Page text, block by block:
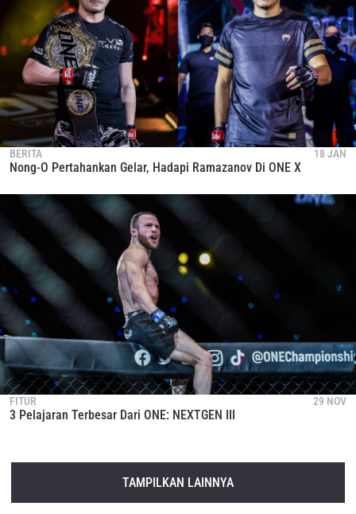
BERITA 18 JAN
Nong-O Pertahankan Gelar, Hadapi Ramazanov Di ONE X
FITUR 29 NOV
3 Pelajaran Terbesar Dari ONE: NEXTGEN III
TAMPILKAN LAINNYA